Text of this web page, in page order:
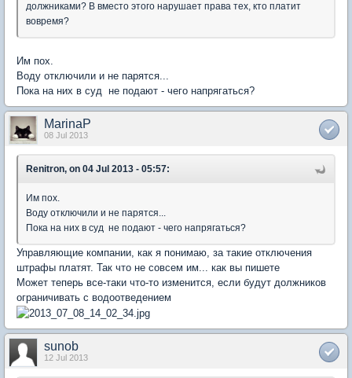
должниками? В вместо этого нарушает права тех, кто платит
вовремя?
Им пох.
Воду отключили и не парятся...
Пока на них в суд не подают - чего напрягаться?
MarinaP
08 Jul 2013
Renitron, on 04 Jul 2013 - 05:57:
Им пох.
Воду отключили и не парятся...
Пока на них в суд не подают - чего напрягаться?
Управляющие компании, как я понимаю, за такие отключения
штрафы платят. Так что не совсем им... как вы пишете
Может теперь все-таки что-то изменится, если будут должников
ограничивать с водоотведением
sunob
12 Jul 2013